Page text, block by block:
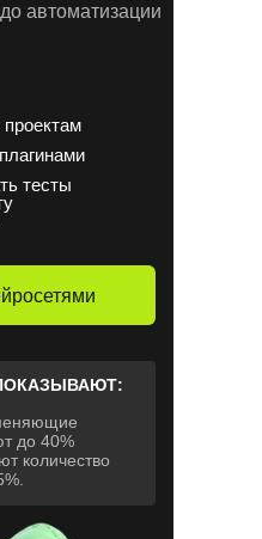
автоматизации
до 40%
количество
тесты